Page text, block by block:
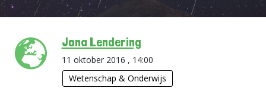
Jona Lendering
11 oktober 2016 , 14:00
Wetenschap & Onderwijs